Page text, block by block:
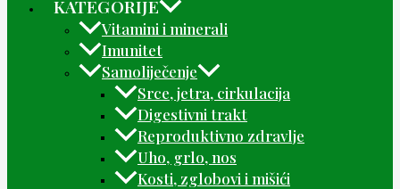
KATEGORIJE
Vitamini i minerali
Imunitet
Samoliječenje
Srce, jetra, cirkulacija
Digestivni trakt
Reproduktivno zdravlje
Uho, grlo, nos
Kosti, zglobovi i mišići